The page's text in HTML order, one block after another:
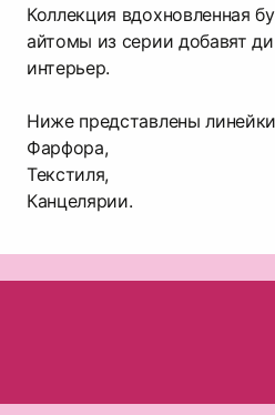
Коллекция вдохновленная
айтомы из серии добавят
интерьер.
Ниже представлены
Фарфора,
Текстиля,
Канцелярии.